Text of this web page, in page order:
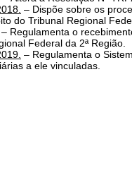
o recebimento e a
o Sistema Eletrônico de
– Dispõe sobre os
do Tribunal Regional
– Regulamenta o
Federal da 2ª Região.
– Regulamenta o
a ele vinculadas.